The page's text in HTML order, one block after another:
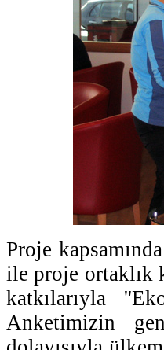
Proje
ile proje ortaklık
katkılarıyla
Anketimizin